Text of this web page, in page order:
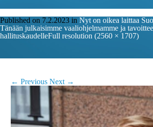
Published on 7.2.2023 in Nyt on oikea laittaa
Tänään julkaisimme vaaliohjelmamme ja
hallituskaudelleFull resolution (2560 × 1707)
← Previous Next →